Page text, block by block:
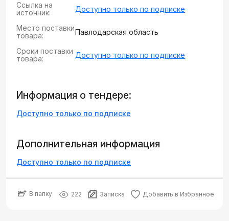
Ссылка на
источник:
Доступно только по подписке
Место поставки
товара:
Павлодарская область
Сроки поставки
товара:
Доступно только по подписке
Информация о тендере:
Доступно только по подписке
Дополнительная информация
Доступно только по подписке
В папку 222 Записка Добавить в Избранное